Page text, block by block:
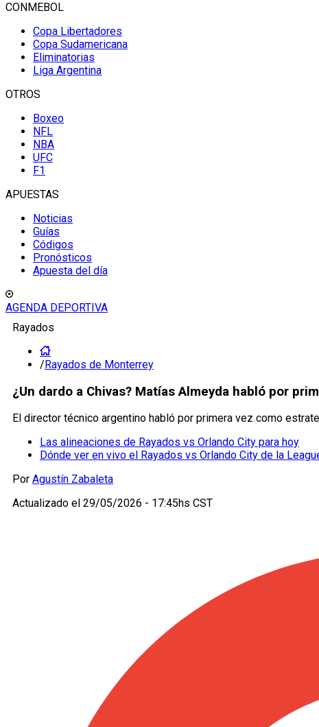
CONMEBOL
Copa Libertadores
Copa Sudamericana
Eliminatorias
Liga Argentina
OTROS
Boxeo
NFL
NBA
UFC
F1
APUESTAS
Noticias
Guías
Códigos
Pronósticos
Apuesta del día
AGENDA DEPORTIVA
Rayados
/Rayados de Monterrey
¿Un dardo a Chivas? Matías Almeyda habló por
El director técnico argentino habló por primera vez como
Las alineaciones de Rayados vs Orlando City para hoy
Dónde ver en vivo el Rayados vs Orlando City de la
Por Agustín Zabaleta
Actualizado el 29/05/2026 - 17:45hs CST